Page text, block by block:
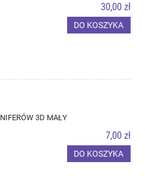
30,00 zł
DO KOSZYKA
3D MAŁY
7,00 zł
DO KOSZYKA